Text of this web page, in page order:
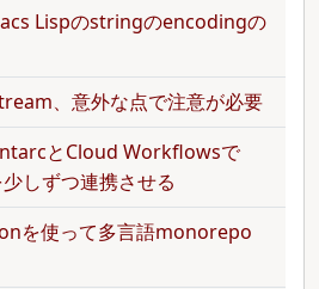
Lispのstringのencodingの
、意外な点で注意が必要
とCloud Workflowsで
しずつ連携させる
を使って多言語monorepo